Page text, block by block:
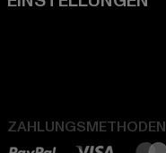
ZAHLUNGSMETHODEN